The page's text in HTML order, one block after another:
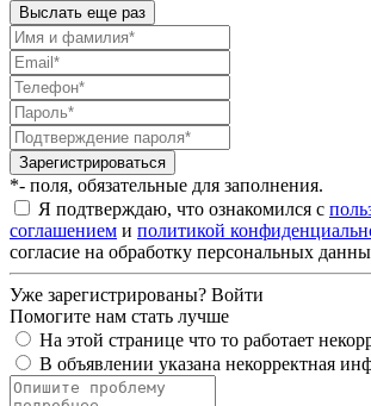
Выслать еще раз
Зарегистрироваться
*- поля, обязательные для заполнения.
Я подтверждаю, что ознакомился с
соглашением и политикой
согласие на обработку персональных
Уже зарегистрированы? Войти
Помогите нам стать лучше
На этой странице что то работает
В объявлении указана некорректная